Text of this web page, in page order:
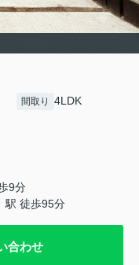
間取り 4LDK
9分
駅 徒歩95分
合わせ